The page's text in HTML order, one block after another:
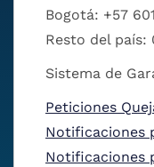
Bogotá: +57
Resto del país:
Sistema de
Peticiones
Notificaciones
Notificaciones